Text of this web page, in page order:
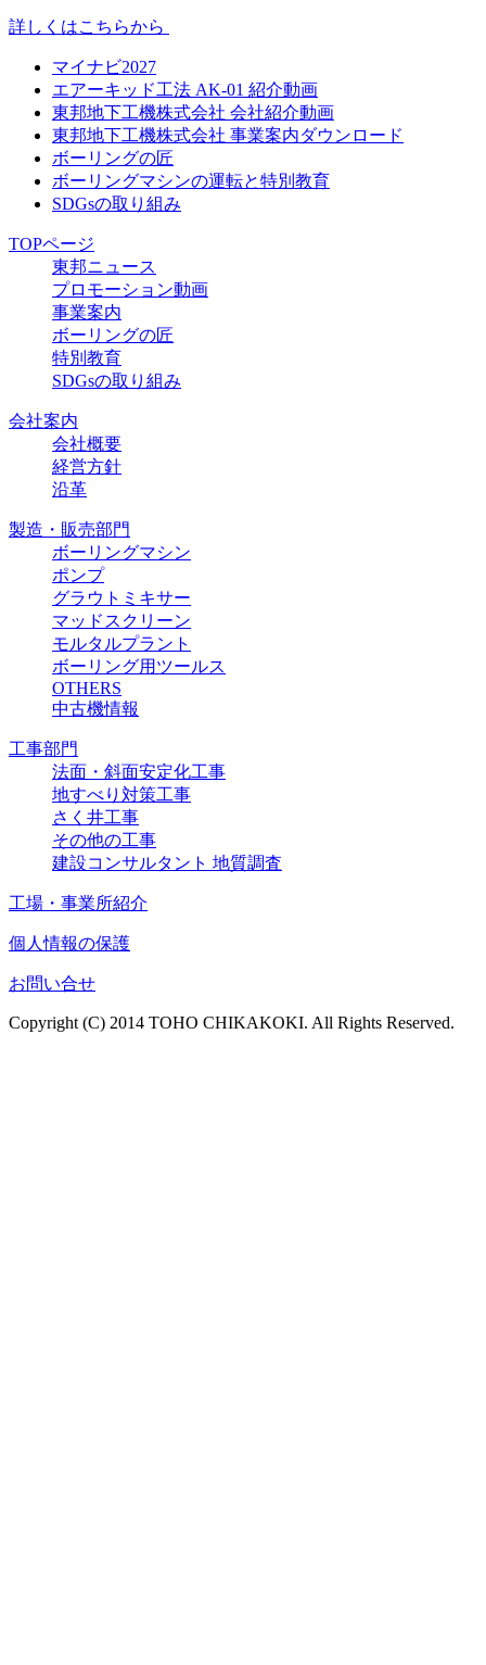
詳しくはこちらから
マイナビ2027
エアーキッド工法 AK-01 紹介動画
東邦地下工機株式会社 会社紹介動画
東邦地下工機株式会社 事業案内ダウンロード
ボーリングの匠
ボーリングマシンの運転と特別教育
SDGsの取り組み
TOPページ
東邦ニュース
プロモーション動画
事業案内
ボーリングの匠
特別教育
SDGsの取り組み
会社案内
会社概要
経営方針
沿革
製造・販売部門
ボーリングマシン
ポンプ
グラウトミキサー
マッドスクリーン
モルタルプラント
ボーリング用ツールス
OTHERS
中古機情報
工事部門
法面・斜面安定化工事
地すべり対策工事
さく井工事
その他の工事
建設コンサルタント 地質調査
工場・事業所紹介
個人情報の保護
お問い合せ
Copyright (C) 2014 TOHO CHIKAKOKI. All Rights Reserved.